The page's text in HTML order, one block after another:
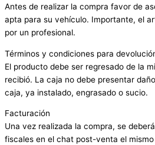
Antes de realizar la compra favor de
apta para su vehículo. Importante, el
por un profesional.
Términos y condiciones para
El producto debe ser regresado de la
recibió. La caja no debe presentar
caja, ya instalado, engrasado o sucio.
Facturación
Una vez realizada la compra, se
fiscales en el chat post-venta el